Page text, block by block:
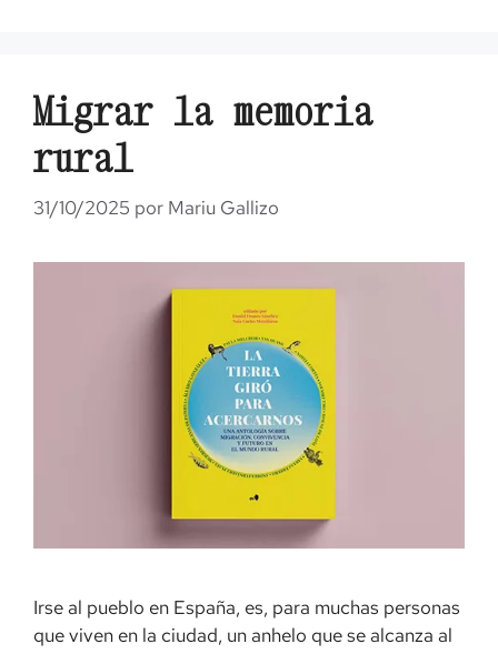
Migrar la memoria
rural
31/10/2025 por Mariu Gallizo
Irse al pueblo en España, es, para muchas personas
que viven en la ciudad, un anhelo que se alcanza al